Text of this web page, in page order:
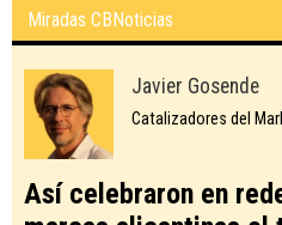
Miradas CBNoticias
Javier Gosende
Catalizadores del
Así celebraron en